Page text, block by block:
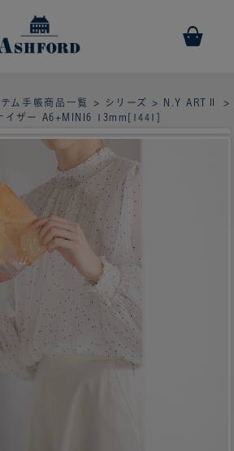
ム手帳商品一覧 > シリーズ > N.Y ARTⅡ
>
イザー A6+MINI6 13mm[1441]